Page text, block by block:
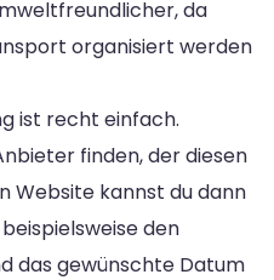
da
organisiert werden
ist recht einfach.
finden, der diesen
Website kannst du dann
den
das gewünschte Datum